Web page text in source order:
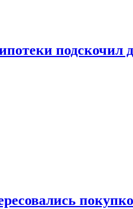
подскочил